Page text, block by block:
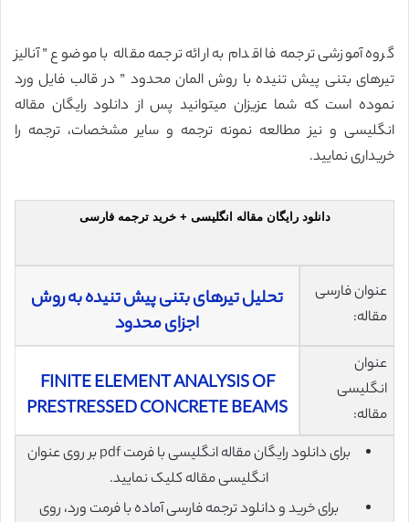
گروه آموزشی ترجمه فا اقدام به ارائه ترجمه مقاله با موضوع ” آنالیز
تیرهای بتنی پیش تنیده با روش المان محدود ” در قالب فایل ورد
نموده است که شما عزیزان میتوانید پس از دانلود رایگان مقاله
انگلیسی و نیز مطالعه نمونه ترجمه و سایر مشخصات، ترجمه را
خریداری نمایید.
دانلود رایگان مقاله انگلیسی + خرید ترجمه فارسی
عنوان فارسی
مقاله:
تحلیل تیرهای بتنی پیش تنیده به روش
اجزای محدود
عنوان
انگلیسی
مقاله:
FINITE ELEMENT ANALYSIS OF
PRESTRESSED CONCRETE BEAMS
برای دانلود رایگان مقاله انگلیسی با فرمت pdf بر روی عنوان
انگلیسی مقاله کلیک نمایید.
برای خرید و دانلود ترجمه فارسی آماده با فرمت ورد، روی